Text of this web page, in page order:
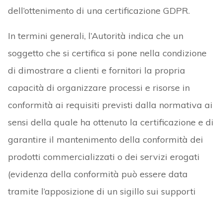
dell’ottenimento di una certificazione GDPR.
In termini generali, l’Autorità indica che un
soggetto che si certifica si pone nella condizione
di dimostrare a clienti e fornitori la propria
capacità di organizzare processi e risorse in
conformità ai requisiti previsti dalla normativa ai
sensi della quale ha ottenuto la certificazione e di
garantire il mantenimento della conformità dei
prodotti commercializzati o dei servizi erogati
(evidenza della conformità può essere data
tramite l’apposizione di un sigillo sui supporti